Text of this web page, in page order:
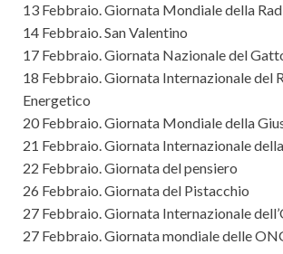
13 Febbraio. Giornata Mondiale della
14 Febbraio. San Valentino
17 Febbraio. Giornata Nazionale del
18 Febbraio. Giornata Internazionale del
Energetico
20 Febbraio. Giornata Mondiale della
21 Febbraio. Giornata Internazionale
22 Febbraio. Giornata del pensiero
26 Febbraio. Giornata del Pistacchio
27 Febbraio. Giornata Internazionale
27 Febbraio. Giornata mondiale delle